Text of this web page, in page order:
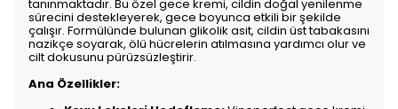
tanınmaktadır. Bu özel gece kremi, cildin doğal yenilenme
sürecini destekleyerek, gece boyunca etkili bir şekilde
çalışır. Formülünde bulunan glikolik asit, cildin üst tabakasını
nazikçe soyarak, ölü hücrelerin atılmasına yardımcı olur ve
cilt dokusunu pürüzsüzleştirir.
Ana Özellikler: